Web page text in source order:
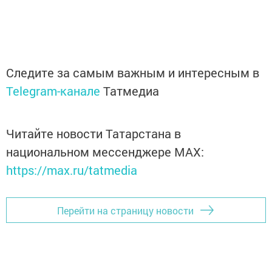
Следите за самым важным и интересным в
Telegram-канале Татмедиа
Читайте новости Татарстана в
национальном мессенджере MАХ:
https://max.ru/tatmedia
Перейти на страницу новости